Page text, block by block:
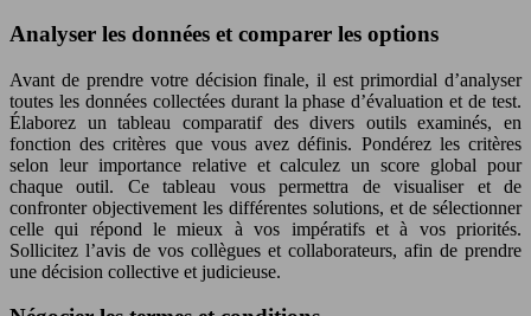
Analyser les données et comparer les options
Avant de prendre votre décision finale, il est primordial d’analyser
toutes les données collectées durant la phase d’évaluation et de test.
Élaborez un tableau comparatif des divers outils examinés, en
fonction des critères que vous avez définis. Pondérez les critères
selon leur importance relative et calculez un score global pour
chaque outil. Ce tableau vous permettra de visualiser et de
confronter objectivement les différentes solutions, et de sélectionner
celle qui répond le mieux à vos impératifs et à vos priorités.
Sollicitez l’avis de vos collègues et collaborateurs, afin de prendre
une décision collective et judicieuse.